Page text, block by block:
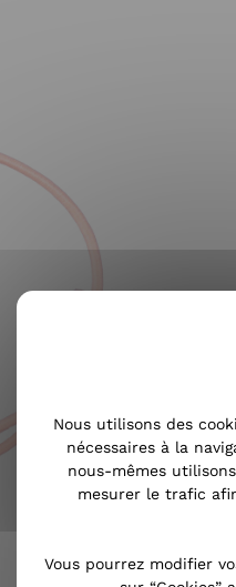
Nous utilisons des
nécessaires à la
nous-mêmes
mesurer le trafic
Vous pourrez modifier